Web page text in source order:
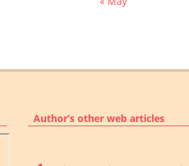
Author’s other web articles